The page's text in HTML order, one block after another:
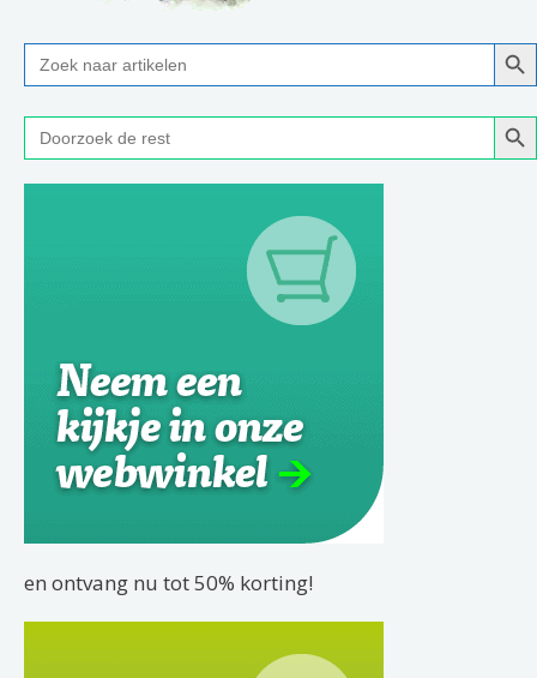
Zoek
naar:
Zoek
naar:
en ontvang nu tot 50% korting!